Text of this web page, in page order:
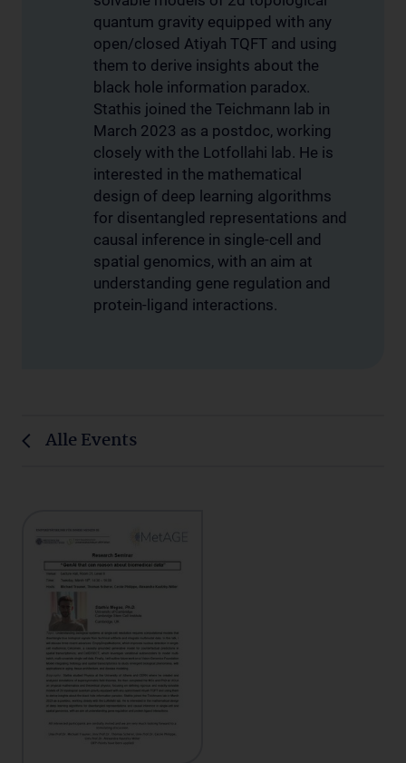
quantum gravity equipped with any
open/closed Atiyah TQFT and using
them to derive insights about the
black hole information paradox.
Stathis joined the Teichmann lab in
March 2023 as a postdoc, working
closely with the Lotfollahi lab. He is
interested in the mathematical
design of deep learning algorithms
for disentangled representations and
causal inference in single-cell and
spatial genomics, with an aim at
understanding gene regulation and
protein-ligand interactions.
Alle Events